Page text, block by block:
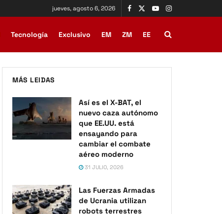
jueves, agosto 6, 2026
Tecnología Exclusivo EM ZM EE
MÁS LEIDAS
Así es el X-BAT, el
nuevo caza autónomo
que EE.UU. está
ensayando para
cambiar el combate
aéreo moderno
31 JULIO, 2026
Las Fuerzas Armadas
de Ucrania utilizan
robots terrestres